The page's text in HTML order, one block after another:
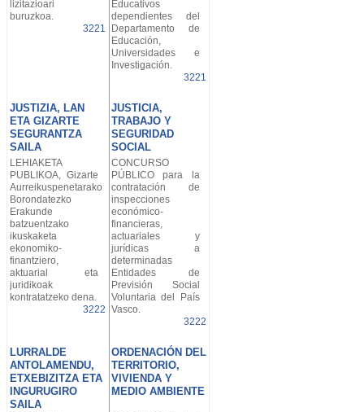
lizitazioari
buruzkoa.
3221
Educativos
dependientes del
Departamento de
Educación,
Universidades e
Investigación.
3221
JUSTIZIA, LAN
ETA GIZARTE
SEGURANTZA
SAILA
JUSTICIA,
TRABAJO Y
SEGURIDAD
SOCIAL
LEHIAKETA
PUBLIKOA, Gizarte
Aurreikuspenetarako
Borondatezko
Erakunde
batzuentzako
ikuskaketa
ekonomiko-
finantziero,
aktuarial eta
juridikoak
kontratatzeko dena.
3222
CONCURSO
PÚBLICO para la
contratación de
inspecciones
económico-
financieras,
actuariales y
jurídicas a
determinadas
Entidades de
Previsión Social
Voluntaria del País
Vasco.
3222
LURRALDE
ANTOLAMENDU,
ETXEBIZITZA ETA
INGURUGIRO
SAILA
ORDENACIÓN DEL
TERRITORIO,
VIVIENDA Y
MEDIO AMBIENTE